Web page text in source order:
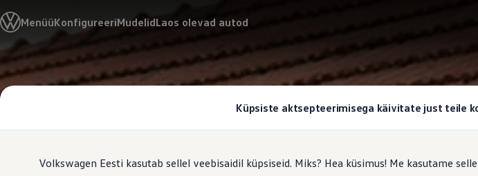
Küpsiste aktsepteerimisega käivitate just teile
Volkswagen Eesti kasutab sellel veebisaidil küpsiseid. Miks? Hea küsimus! Me kasutame
Hüppa
põhisisu
Hüppa
jaluse
MenüüKonfigureeriMudelidLaos olevad autod
Valige oma Volkswagen
Mudelid ja konfiguraator
Konfigureeri
Volkswageni linnamaasturid
Volkswageni tarbesõidukid. Igaks ülesandeks valmis
Autovahetus
Liising